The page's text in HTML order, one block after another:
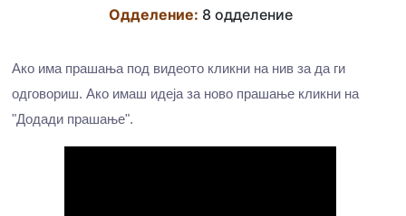
Одделение: 8 одделение
Ако има прашања под видеото кликни на нив за да ги
одговориш. Ако имаш идеја за ново прашање кликни на
"Додади прашање".